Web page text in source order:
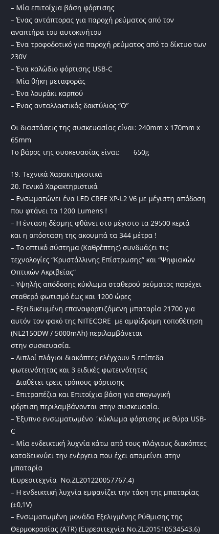
– Μία επιτοίχια βάση φόρτισης
– Ένας αντάπτορας για παροχή ρεύματος από τον
αναπτήρα του αυτοκινήτου
– Ένα τροφοδοτικό για παροχή ρεύματος από το δίκτυο των
230V
– Ένα καλώδιο φόρτισης USB-C
– Μία θήκη μεταφοράς
– Ένα λουράκι καρπού
– Ένας ανταλλακτικός δακτύλιος “Ο”
Οι διαστάσεις της συσκευασίας είναι: 240mm x 170mm x
65mm
Το βάρος της συσκευασίας είναι: 650g
19. Τεχνικά Χαρακτηριστικά
20. Γενικά Χαρακτηριστικά
– Ενσωματώνει ένα LED CREE XP-L2 V6 με μέγιστη απόδοση
που φτάνει τα 1200 Lumens !
– Η ένταση δέσμης φθάνει στο μέγιστο τα 29500 κεριά
και η απόσταση της ακουμπά τα 344 μέτρα !
– Το οπτικό σύστημα (Καθρέπτης) συνδυάζει τις
τεχνολογίες “Κρυστάλλινης Επίστρωσης” και “Ψηφιακών
Οπτικών Ακριβείας”
– Υψηλής απόδοσης κύκλωμα σταθερού ρεύματος παρέχει
σταθερό φωτισμό έως και 1200 ώρες
– Εξειδικευμένη επαναφορτιζόμενη μπαταρία 21700 για
αυτόν τον φακό της NITECORE με αμφίδρομη τοποθέτηση
(NL2150DW / 5000mAh) περιλαμβάνεται
στην συσκευασία.
– Διπλοί πλάγιοι διακόπτες ελέγχουν 5 επίπεδα
φωτεινότητας και 3 ειδικές φωτεινότητες
– Διαθέτει τρεις τρόπους φόρτισης
– Επιτραπέζια και Επιτοίχια βάση για επαγωγική
φόρτιση περιλαμβάνονται στην συσκευασία.
– Έξυπνο ενσωματωμένο ΄κύκλωμα φόρτισης με θύρα USB-
C
– Μία ενδεικτική λυχνία κάτω από τους πλάγιους διακόπτες
καταδεικνύει την ενέργεια που έχει απομείνει στην
μπαταρία
(Ευρεσιτεχνία No.ZL201220057767.4)
– Η ενδεικτική λυχνία εμφανίζει την τάση της μπαταρίας
(±0,1V)
– Ενσωματωμένη μονάδα Εξελιγμένης Ρύθμισης της
Θερμοκρασίας (ATR) (Ευρεσιτεχνία No.ZL201510534543.6)